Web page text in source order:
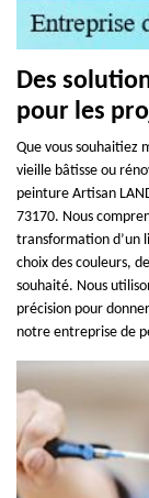
Des
pour les
Que vous souhaitiez
vieille bâtisse ou
peinture Artisan
73170. Nous
transformation d’un
choix des couleurs,
souhaité. Nous
précision pour
notre entreprise de